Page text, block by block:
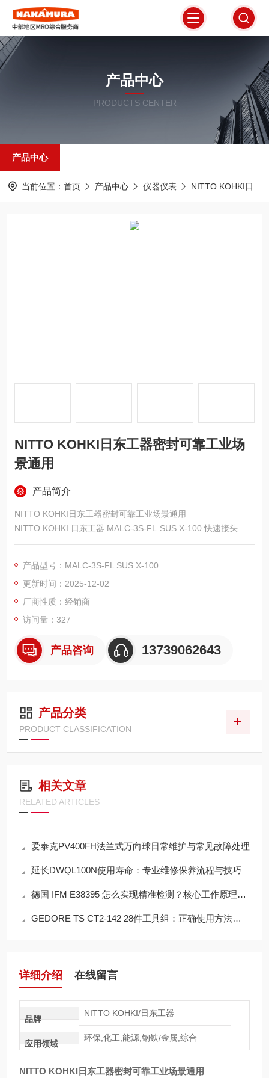
产品中心
PRODUCTS CENTER
产品中心
当前位置： 首页 产品中心 仪器仪表 NITTO KOHKI日东工器
NITTO KOHKI日东工器密封可靠工业场
景通用
产品简介
NITTO KOHKI日东工器密封可靠工业场景通用
NITTO KOHKI 日东工器 MALC-3S-FL SUS X-100 快速接头，是
专为工业流体传输设计的高品质连接部件，凭借 “密封可靠" 的核
耐用优势，成为化工、食品、液压等多领域管路连接的优选方
案，为流体传输的安全性与稳定性提供坚实保障。​
“密封可靠" 是其核心竞争力
产品型号：MALC-3S-FL SUS X-100
更新时间：2025-12-02
厂商性质：经销商
访问量：327
产品咨询 13739062643
产品分类
PRODUCT CLASSIFICATION
相关文章
RELATED ARTICLES
爱泰克PV400FH法兰式万向球日常维护与常见故障处理
延长DWQL100N使用寿命：专业维修保养流程与技巧
德国 IFM E38395 怎么实现精准检测？核心工作原理通俗解析
GEDORE TS CT2-142 28件工具组：正确使用方法与维护要点
详细介绍 在线留言
品牌
NITTO KOHKI/日东工器
应用领域
环保,化工,能源,钢铁/金属,综合
NITTO KOHKI日东工器密封可靠工业场景通用